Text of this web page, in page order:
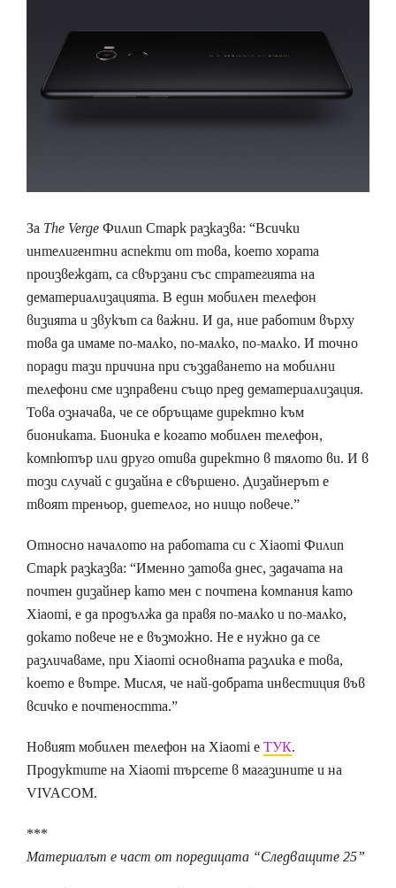
За The VergeФилип Старк разказва: “Всички
интелигентни аспекти от това, което хората
произвеждат, са свързани със стратегията на
дематериализацията. В един мобилен телефон
визията и звукът са важни. И да, ние работим върху
това да имаме по-малко, по-малко, по-малко. И точно
поради тази причина при създаването на мобилни
телефони сме изправени също пред дематериализация.
Това означава, че се обръщаме директно към
биониката. Бионика е когато мобилен телефон,
компютър или друго отива директно в тялото ви. И в
този случай с дизайна е свършено. Дизайнерът е
твоят треньор, диетелог, но нищо повече.”
Относно началото на работата си с Xiaomi Филип
Старк разказва: “Именно затова днес, задачата на
почтен дизайнер като мен с почтена компания като
Xiaomi, е да продължа да правя по-малко и по-малко,
докато повече не е възможно. Не е нужно да се
различаваме, при Xiaomi основната разлика е това,
което е вътре. Мисля, че най-добрата инвестиция във
всичко е почтеността.”
Новият мобилен телефон на Xiaomi еТУК.
Продуктите на Xiaomi търсете в магазините и на
VIVACOM.
***
Материалът е част от поредицата “Следващите 25”